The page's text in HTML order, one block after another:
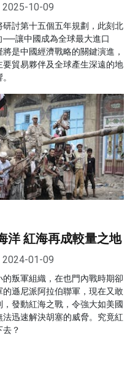
2025-10-09
研討第十五個五年規劃，此刻北
──讓中國成為全球最大進口
是中國經濟戰略的關鍵演進，
要貿易夥伴及全球產生深遠的地
洋 紅海再成較量之地
2024-01-09
叛軍組織，在也門內戰時期卻
遜尼派阿拉伯聯軍，現在又敢
發動紅海之戰，令強大如美國
法迅速解決胡塞的威脅。究竟紅
？